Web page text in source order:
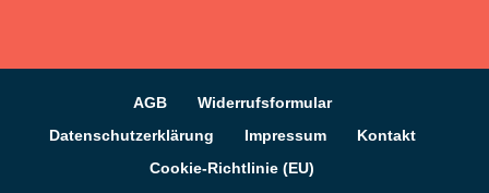
AGB
Widerrufsformular
Datenschutzerklärung
Impressum
Kontakt
Cookie-Richtlinie (EU)